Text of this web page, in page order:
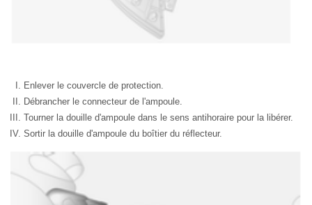
Enlever le couvercle de protection.
Débrancher le connecteur de l'ampoule.
Tourner la douille d'ampoule dans le sens antihoraire pour la libérer.
Sortir la douille d'ampoule du boîtier du réflecteur.